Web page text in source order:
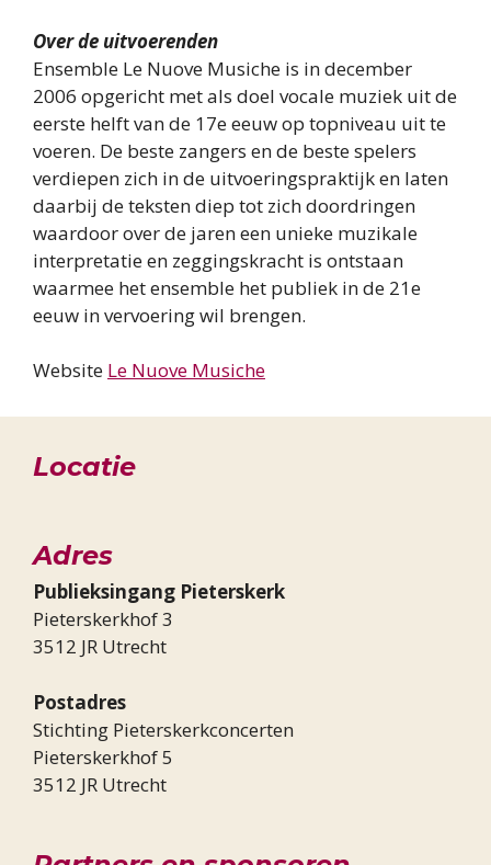
Over de uitvoerenden
Ensemble Le Nuove Musiche is in december
2006 opgericht met als doel vocale muziek uit de
eerste helft van de 17e eeuw op topniveau uit te
voeren. De beste zangers en de beste spelers
verdiepen zich in de uitvoeringspraktijk en laten
daarbij de teksten diep tot zich doordringen
waardoor over de jaren een unieke muzikale
interpretatie en zeggingskracht is ontstaan
waarmee het ensemble het publiek in de 21e
eeuw in vervoering wil brengen.
Website Le Nuove Musiche
Locatie
Adres
Publieksingang Pieterskerk
Pieterskerkhof 3
3512 JR Utrecht
Postadres
Stichting Pieterskerkconcerten
Pieterskerkhof 5
3512 JR Utrecht